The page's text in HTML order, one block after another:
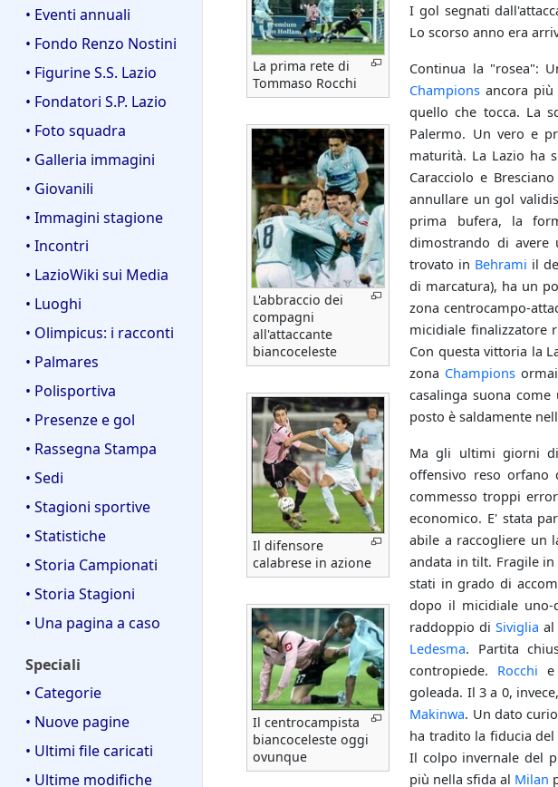
• Eventi annuali
• Fondo Renzo Nostini
• Figurine S.S. Lazio
• Fondatori S.P. Lazio
• Foto squadra
• Galleria immagini
• Giovanili
• Immagini stagione
• Incontri
• LazioWiki sui Media
• Luoghi
• Olimpicus: i racconti
• Palmares
• Polisportiva
• Presenze e gol
• Rassegna Stampa
• Sedi
• Stagioni sportive
• Statistiche
• Storia Campionati
• Storia Stagioni
• Una pagina a caso
Speciali
• Categorie
• Nuove pagine
• Ultimi file caricati
• Ultime modifiche
La prima rete di
Tommaso Rocchi
L'abbraccio dei
compagni
all'attaccante
biancoceleste
Il difensore
calabrese in azione
Il centrocampista
biancoceleste oggi
ovunque
I gol segnati
Lo scorso anno era
Continua la "rosea":
Champions ancora
quello che tocca. La
Palermo. Un vero e
maturità. La Lazio ha
Caracciolo e
annullare un gol
prima bufera, la
dimostrando di avere
trovato in Behrami il
di marcatura), ha un
zona centrocampo-
micidiale finalizzatore
Con questa vittoria la
zona Champions
casalinga suona
posto è saldamente
Ma gli ultimi giorni
offensivo reso orfano
commesso troppi
economico. E' stata
abile a raccogliere un
andata in tilt. Fragile in
stati in grado di
dopo il micidiale
raddoppio diSiviglia al
Ledesma. Partita
contropiede. Rocchi e
goleada. Il 3 a 0,
Makinwa. Un dato
ha tradito la fiducia
Il colpo invernale del
più nella sfida al Milan